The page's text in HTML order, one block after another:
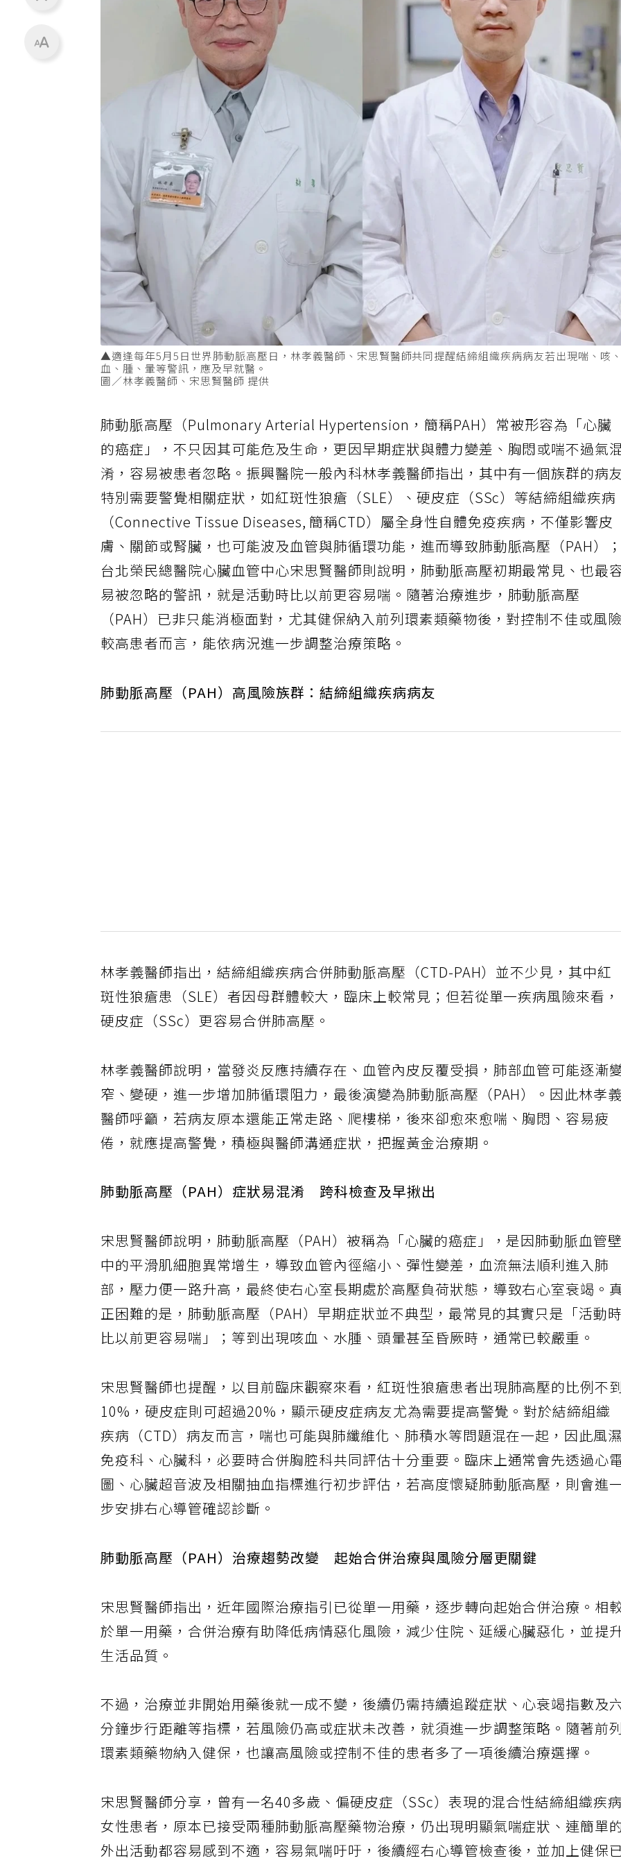
▲適逢每年5月5日世界肺動脈高壓日，林孝義醫師、宋思賢醫師共同提醒結締組織疾病病友若出現喘、咳、
血、腫、暈等警訊，應及早就醫。
圖／林孝義醫師、宋思賢醫師 提供
肺動脈高壓（Pulmonary Arterial Hypertension，簡稱PAH）常被形容為「心臟
的癌症」，不只因其可能危及生命，更因早期症狀與體力變差、胸悶或喘不過氣
淆，容易被患者忽略。振興醫院一般內科林孝義醫師指出，其中有一個族群的病
特別需要警覺相關症狀，如紅斑性狼瘡（SLE）、硬皮症（SSc）等結締組織疾病
（Connective Tissue Diseases, 簡稱CTD）屬全身性自體免疫疾病，不僅影響皮
膚、關節或腎臟，也可能波及血管與肺循環功能，進而導致肺動脈高壓（PAH）；
台北榮民總醫院心臟血管中心宋思賢醫師則說明，肺動脈高壓初期最常見、也最
易被忽略的警訊，就是活動時比以前更容易喘。隨著治療進步，肺動脈高壓
（PAH）已非只能消極面對，尤其健保納入前列環素類藥物後，對控制不佳或風險
較高患者而言，能依病況進一步調整治療策略。
肺動脈高壓（PAH）高風險族群：結締組織疾病病友
林孝義醫師指出，結締組織疾病合併肺動脈高壓（CTD-PAH）並不少見，其中紅
斑性狼瘡患（SLE）者因母群體較大，臨床上較常見；但若從單一疾病風險來看，
硬皮症（SSc）更容易合併肺高壓。
林孝義醫師說明，當發炎反應持續存在、血管內皮反覆受損，肺部血管可能逐漸
窄、變硬，進一步增加肺循環阻力，最後演變為肺動脈高壓（PAH）。因此林孝義
醫師呼籲，若病友原本還能正常走路、爬樓梯，後來卻愈來愈喘、胸悶、容易疲
倦，就應提高警覺，積極與醫師溝通症狀，把握黃金治療期。
肺動脈高壓（PAH）症狀易混淆 跨科檢查及早揪出
宋思賢醫師說明，肺動脈高壓（PAH）被稱為「心臟的癌症」，是因肺動脈血管壁
中的平滑肌細胞異常增生，導致血管內徑縮小、彈性變差，血流無法順利進入肺
部，壓力便一路升高，最終使右心室長期處於高壓負荷狀態，導致右心室衰竭。
正困難的是，肺動脈高壓（PAH）早期症狀並不典型，最常見的其實只是「活動時
比以前更容易喘」；等到出現咳血、水腫、頭暈甚至昏厥時，通常已較嚴重。
宋思賢醫師也提醒，以目前臨床觀察來看，紅斑性狼瘡患者出現肺高壓的比例不到
10%，硬皮症則可超過20%，顯示硬皮症病友尤為需要提高警覺。對於結締組織
疾病（CTD）病友而言，喘也可能與肺纖維化、肺積水等問題混在一起，因此風濕
免疫科、心臟科，必要時合併胸腔科共同評估十分重要。臨床上通常會先透過心
圖、心臟超音波及相關抽血指標進行初步評估，若高度懷疑肺動脈高壓，則會進一
步安排右心導管確認診斷。
肺動脈高壓（PAH）治療趨勢改變 起始合併治療與風險分層更關鍵
宋思賢醫師指出，近年國際治療指引已從單一用藥，逐步轉向起始合併治療。相
於單一用藥，合併治療有助降低病情惡化風險，減少住院、延緩心臟惡化，並提升
生活品質。
不過，治療並非開始用藥後就一成不變，後續仍需持續追蹤症狀、心衰竭指數及
分鐘步行距離等指標，若風險仍高或症狀未改善，就須進一步調整策略。隨著前列
環素類藥物納入健保，也讓高風險或控制不佳的患者多了一項後續治療選擇。
宋思賢醫師分享，曾有一名40多歲、偏硬皮症（SSc）表現的混合性結締組織疾病
女性患者，原本已接受兩種肺動脈高壓藥物治療，仍出現明顯氣喘症狀、連簡單的